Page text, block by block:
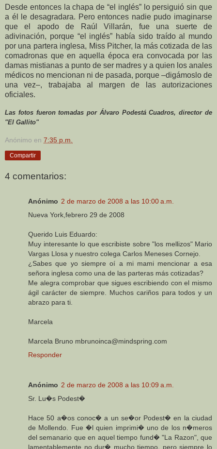
Desde entonces la chapa de “el inglés” lo persiguió sin que
a él le desagradara. Pero entonces nadie pudo imaginarse
que el apodo de Raúl Villarán, fue una suerte de
adivinación, porque “el inglés” había sido traído al mundo
por una partera inglesa, Miss Pitcher, la más cotizada de las
comadronas que en aquella época era convocada por las
damas mistianas a punto de ser madres y a quien los anales
médicos no mencionan ni de pasada, porque –digámoslo de
una vez–, trabajaba al margen de las autorizaciones
oficiales.
Las fotos fueron tomadas por Álvaro Podestá Cuadros, director de
"El Gallito"
Anónimo en 7:35 p.m.
Compartir
4 comentarios:
Anónimo 2 de marzo de 2008 a las 10:00 a.m.
Nueva York,febrero 29 de 2008
Querido Luis Eduardo:
Muy interesante lo que escribiste sobre "los mellizos" Mario
Vargas Llosa y nuestro colega Carlos Meneses Cornejo.
¿Sabes que yo siempre oí a mi mami mencionar a esa
señora inglesa como una de las parteras más cotizadas?
Me alegra comprobar que sigues escribiendo con el mismo
ágil carácter de siempre. Muchos cariños para todos y un
abrazo para ti.
Marcela
Marcela Bruno mbrunoinca@mindspring.com
Responder
Anónimo 2 de marzo de 2008 a las 10:09 a.m.
Sr. Lu�s Podest�
Hace 50 a�os conoc� a un se�or Podest� en la ciudad
de Mollendo. Fue �l quien imprimi� uno de los n�meros
del semanario que en aquel tiempo fund� "La Razon", que
lamentablemente no dur� mucho tiempo, pero siempre lo